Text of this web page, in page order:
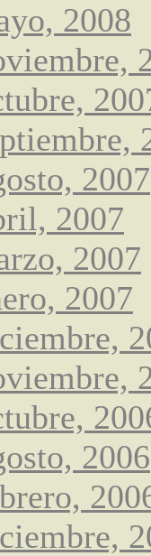
2008
2007
2007
2007
2007
2006